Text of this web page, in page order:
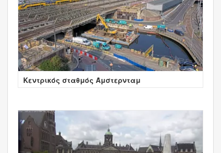
Κεντρικός σταθμός Άμστερνταμ